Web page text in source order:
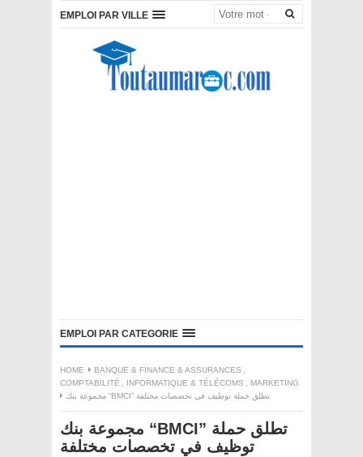
EMPLOI PAR VILLE
EMPLOI PAR CATEGORIE
HOME BANQUE & FINANCE & ASSURANCES ,
COMPTABILITÉ , INFORMATIQUE & TÉLÉCOMS , MARKETING
مجموعة بنك “BMCI” تطلق حملة توظيف في تخصصات مختلفة
مجموعة بنك “BMCI” تطلق حملة
توظيف في تخصصات مختلفة